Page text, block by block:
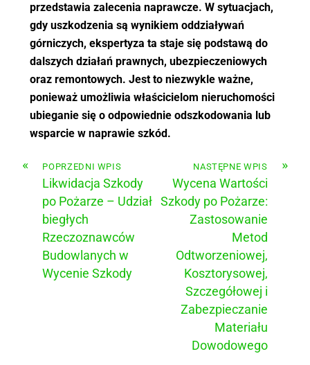
przedstawia zalecenia naprawcze. W sytuacjach,
gdy uszkodzenia są wynikiem oddziaływań
górniczych, ekspertyza ta staje się podstawą do
dalszych działań prawnych, ubezpieczeniowych
oraz remontowych. Jest to niezwykle ważne,
ponieważ umożliwia właścicielom nieruchomości
ubieganie się o odpowiednie odszkodowania lub
wsparcie w naprawie szkód.
« POPRZEDNI WPIS
Likwidacja Szkody
po Pożarze – Udział
biegłych
Rzeczoznawców
Budowlanych w
Wycenie Szkody
»
NASTĘPNE WPIS
Wycena Wartości
Szkody po Pożarze:
Zastosowanie
Metod
Odtworzeniowej,
Kosztorysowej,
Szczegółowej i
Zabezpieczanie
Materiału
Dowodowego